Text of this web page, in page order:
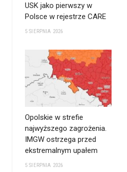
USK jako pierwszy w
Polsce w rejestrze CARE
5 SIERPNIA 2026
Opolskie w strefie
najwyższego zagrożenia.
IMGW ostrzega przed
ekstremalnym upałem
5 SIERPNIA 2026